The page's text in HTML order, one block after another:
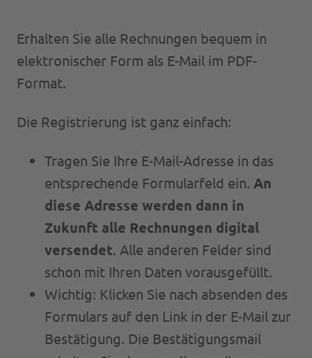
Karriere
Handelsmarken
Katalog
AMERAH
ÖUR
TUBELESS
Cleany
EVO
Akademie
Erhalten Sie alle Rechnungen bequem in
elektronischer Form als E-Mail im PDF-
Format.
Die Registrierung ist ganz einfach:
Tragen Sie Ihre E-Mail-Adresse in das
entsprechende Formularfeld ein. An
diese Adresse werden dann in
Zukunft alle Rechnungen digital
versendet. Alle anderen Felder sind
schon mit Ihren Daten vorausgefüllt.
Wichtig: Klicken Sie nach absenden des
Formulars auf den Link in der E-Mail zur
Bestätigung. Die Bestätigungsmail